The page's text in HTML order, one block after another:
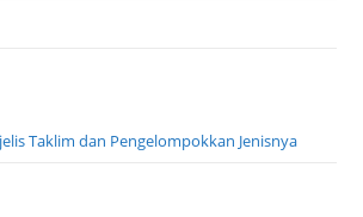
Taklim dan Pengelompokkan Jenisnya